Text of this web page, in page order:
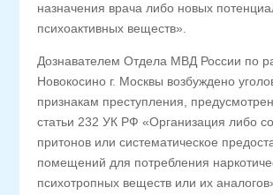
назначения врача либо новых
психоактивных веществ».
Дознавателем Отдела МВД России по
Новокосино г. Москвы возбуждено
признакам преступления,
статьи 232 УК РФ «Организация либо
притонов или систематическое
помещений для потребления
психотропных веществ или их